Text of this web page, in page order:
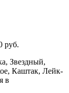
руб.
Звездный,
Каштак, Лейк-
в